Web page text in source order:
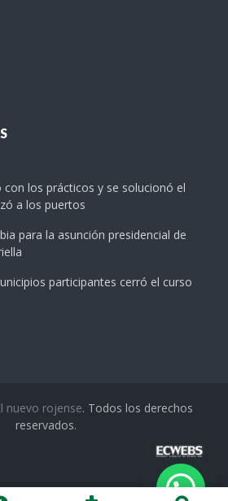
con los prácticos y se solucionó el
a los puertos
para la asunción presidencial de
participantes cerró el curso
nuevo rojense. Todos los derechos
reservados.